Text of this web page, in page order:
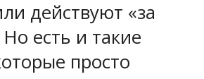
действуют «за
есть и такие
просто